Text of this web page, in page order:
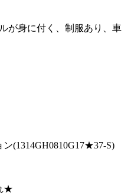
が身に付く、制服あり、車
(1314GH0810G17★37-S)
★